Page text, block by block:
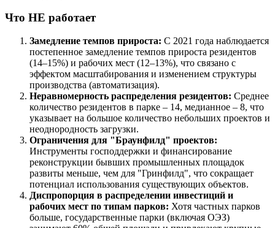
Что НЕ работает
Замедление темпов прироста: С 2021 года наблюдается
постепенное замедление темпов прироста резидентов
(14–15%) и рабочих мест (12–13%), что связано с
эффектом масштабирования и изменением структуры
производства (автоматизация).
Неравномерность распределения резидентов: Среднее
количество резидентов в парке – 14, медианное – 8, что
указывает на большое количество небольших проектов и
неоднородность загрузки.
Ограничения для "Браунфилд" проектов:
Инструменты господдержки и финансирование
реконструкции бывших промышленных площадок
развиты меньше, чем для "Гринфилд", что сокращает
потенциал использования существующих объектов.
Диспропорция в распределении инвестиций и
рабочих мест по типам парков: Хотя частных парков
больше, государственные парки (включая ОЭЗ)